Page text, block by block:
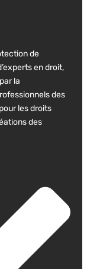
de
en droit,
la
des
les droits
des